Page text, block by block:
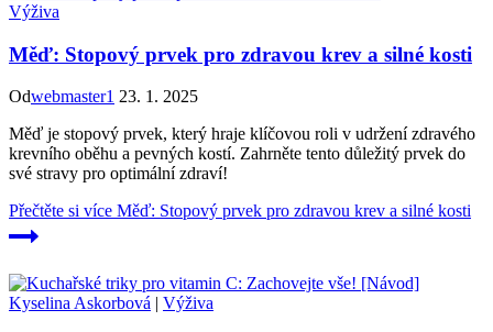
Výživa
Měď: Stopový prvek pro zdravou krev a silné kosti
Odwebmaster1 23. 1. 2025
Měď je stopový prvek, který hraje klíčovou roli v udržení zdravého
krevního oběhu a pevných kostí. Zahrněte tento důležitý prvek do
své stravy pro optimální zdraví!
Přečtěte si více Měď: Stopový prvek pro zdravou krev a silné kosti
Kyselina Askorbová | Výživa